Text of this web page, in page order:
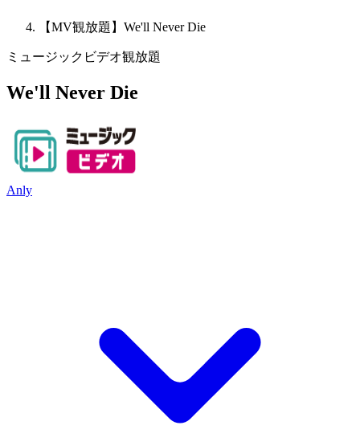
【MV観放題】We'll Never Die
ミュージックビデオ観放題
We'll Never Die
Anly